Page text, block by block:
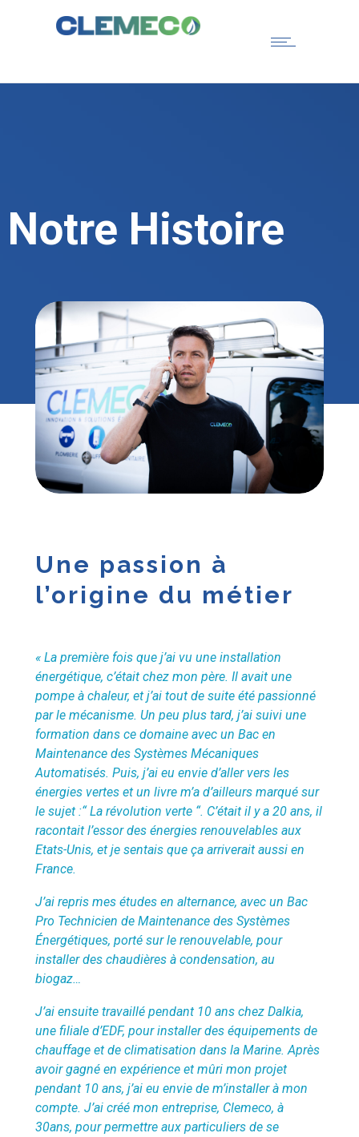
Notre Histoire
Une passion à
l’origine du métier
« La première fois que j’ai vu une installation
énergétique, c’était chez mon père. Il avait une
pompe à chaleur, et j’ai tout de suite été passionné
par le mécanisme. Un peu plus tard, j’ai suivi une
formation dans ce domaine avec un Bac en
Maintenance des Systèmes Mécaniques
Automatisés. Puis, j’ai eu envie d’aller vers les
énergies vertes et un livre m’a d’ailleurs marqué sur
le sujet :“ La révolution verte “. C’était il y a 20 ans, il
racontait l’essor des énergies renouvelables aux
Etats-Unis, et je sentais que ça arriverait aussi en
France.
J’ai repris mes études en alternance, avec un Bac
Pro Technicien de Maintenance des Systèmes
Énergétiques, porté sur le renouvelable, pour
installer des chaudières à condensation, au
biogaz…
J’ai ensuite travaillé pendant 10 ans chez Dalkia,
une filiale d’EDF, pour installer des équipements de
chauffage et de climatisation dans la Marine. Après
avoir gagné en expérience et mûri mon projet
pendant 10 ans, j’ai eu envie de m’installer à mon
compte. J’ai créé mon entreprise, Clemeco, à
30ans, pour permettre aux particuliers de se